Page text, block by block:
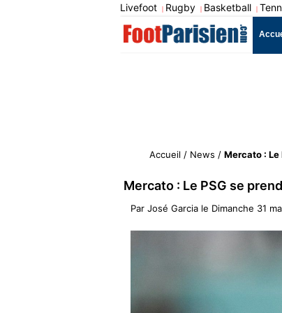
Livefoot | Rugby | Basketball |
Accueil / News / Mercato : Le
Mercato : Le PSG se
Par José Garcia le Dimanche 31